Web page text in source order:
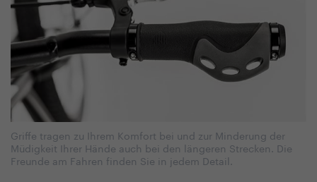
Griffe tragen zu Ihrem Komfort bei und zur Minderung der
Müdigkeit Ihrer Hände auch bei den längeren Strecken. Die
Freunde am Fahren finden Sie in jedem Detail.